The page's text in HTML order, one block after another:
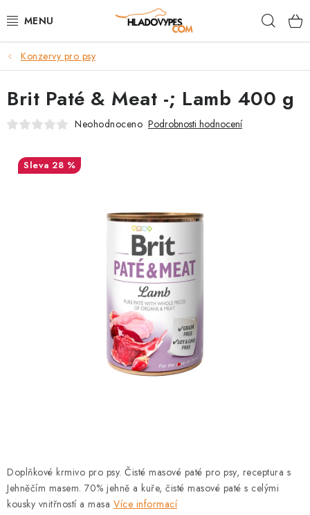
na
POTŘEBY PRO PSY
TAMI PŘEPRAVNÍ BOXY
SPORT SE PSEM
BACK ON TRACK
Výměna, vrácení a reklamace
Obchodní podmínky
Podmínky ochrany osobních údajů
Konzervy pro psy
Doplňkové krmivo pro psy. Čisté masové paté pro psy, receptura s
Jehněčím masem. 70% jehně a kuře, čisté masové paté s celými
kousky vnitřností a masa Více informací
Brit Paté & Meat -; Lamb 400 g
Neohodnoceno Podrobnosti hodnocení
28 %